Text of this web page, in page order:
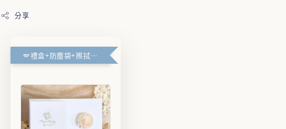
分享
🪽禮盒+防塵袋+擦拭布🪽